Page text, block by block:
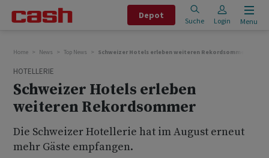
Depot
Suche Login Menu
Home News Top News Schweizer Hotels erleben weiteren Rekordsommer
HOTELLERIE
Schweizer Hotels erleben
weiteren Rekordsommer
Die Schweizer Hotellerie hat im August erneut
mehr Gäste empfangen.